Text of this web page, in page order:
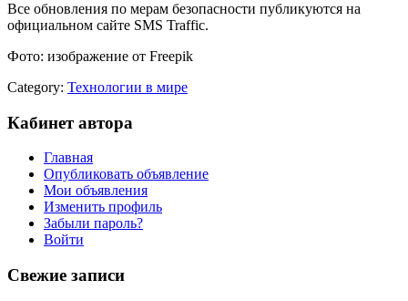
Все обновления по мерам безопасности публикуются на
официальном сайте SMS Traffic.
Фото: изображение от Freepik
Category: Технологии в мире
Кабинет автора
Главная
Опубликовать объявление
Мои объявления
Изменить профиль
Забыли пароль?
Войти
Свежие записи